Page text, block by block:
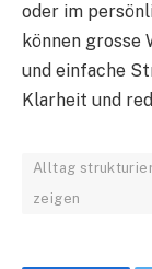
oder im
können grosse
und einfache
Klarheit und
Alltag
zeigen